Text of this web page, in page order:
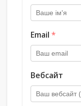
Email *
Вебсайт